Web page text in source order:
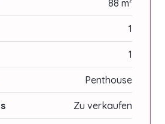
88 m²
1
1
Penthouse
Zu verkaufen